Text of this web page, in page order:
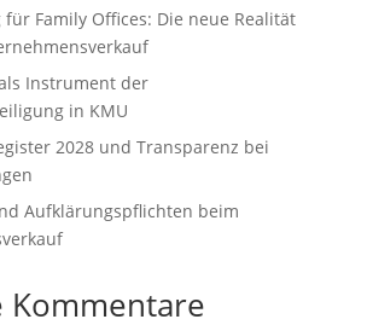
Family Offices: Die neue Realität
Instrument der
in KMU
2028 und Transparenz bei
Aufklärungspflichten beim
Kommentare